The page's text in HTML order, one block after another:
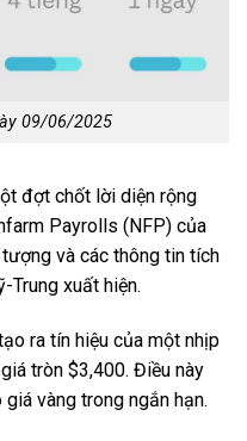
09/06/2025
đợt chốt lời diện rộng
Payrolls (NFP) của
và các thông tin tích
Trung xuất hiện.
ra tín hiệu của một nhịp
tròn $3,400. Điều này
vàng trong ngắn hạn.